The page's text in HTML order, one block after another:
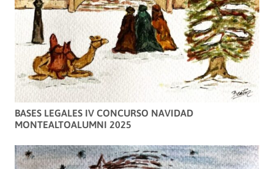
BASES LEGALES IV CONCURSO NAVIDAD
MONTEALTOALUMNI 2025